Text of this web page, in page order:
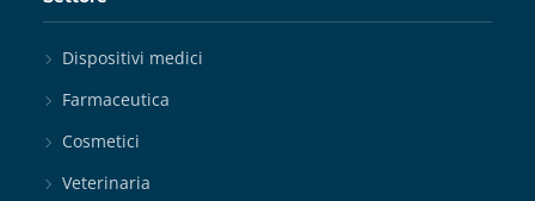
Dispositivi medici
Farmaceutica
Cosmetici
Veterinaria